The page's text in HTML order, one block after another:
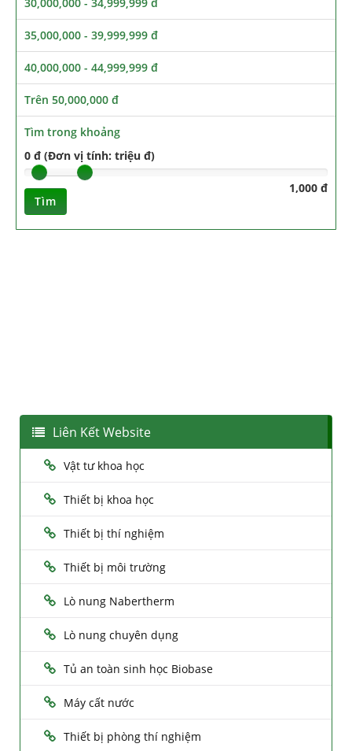
35,000,000 - 39,999,999 đ
40,000,000 - 44,999,999 đ
Trên 50,000,000 đ
Tìm trong khoảng
0 đ (Đơn vị tính: triệu đ)
1,000 đ
Tìm
Liên Kết Website
Vật tư khoa học
Thiết bị khoa học
Thiết bị thí nghiệm
Thiết bị môi trường
Lò nung Nabertherm
Lò nung chuyên dụng
Tủ an toàn sinh học Biobase
Máy cất nước
Thiết bị phòng thí nghiệm